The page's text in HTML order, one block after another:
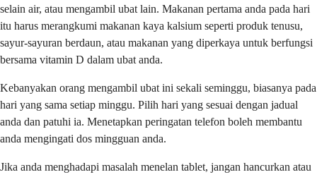
selain air, atau mengambil ubat lain. Makanan pertama anda pada hari
itu harus merangkumi makanan kaya kalsium seperti produk tenusu,
sayur-sayuran berdaun, atau makanan yang diperkaya untuk berfungsi
bersama vitamin D dalam ubat anda.
Kebanyakan orang mengambil ubat ini sekali seminggu, biasanya pada
hari yang sama setiap minggu. Pilih hari yang sesuai dengan jadual
anda dan patuhi ia. Menetapkan peringatan telefon boleh membantu
anda mengingati dos mingguan anda.
Jika anda menghadapi masalah menelan tablet, jangan hancurkan atau